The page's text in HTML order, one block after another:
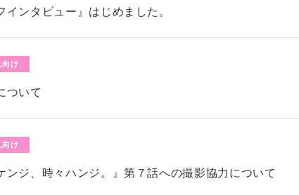
インタビュー』はじめました。
向け
ついて
向け
ンジ、時々ハンジ。』第７話への撮影協力について